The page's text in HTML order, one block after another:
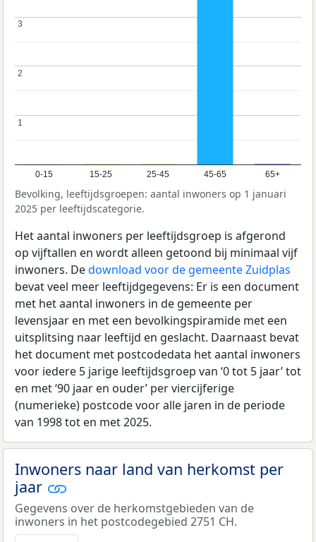
0-15 15-25 25-45 45-65 65+
1
1
2
2
3
3
Bevolking, leeftijdsgroepen: aantal inwoners op 1 januari
2025 per leeftijdscategorie.
Het aantal inwoners per leeftijdsgroep is afgerond
op vijftallen en wordt alleen getoond bij minimaal vijf
inwoners. Dedownload voor de gemeente Zuidplas
bevat veel meer leeftijdgegevens: Er is een document
met het aantal inwoners in de gemeente per
levensjaar en met een bevolkingspiramide met een
uitsplitsing naar leeftijd en geslacht. Daarnaast bevat
het document met postcodedata het aantal inwoners
voor iedere 5 jarige leeftijdsgroep van ‘0 tot 5 jaar’ tot
en met ‘90 jaar en ouder’ per viercijferige
(numerieke) postcode voor alle jaren in de periode
van 1998 tot en met 2025.
Inwoners naar land van herkomst per
jaar
Gegevens over de herkomstgebieden van de
inwoners in het postcodegebied 2751 CH.